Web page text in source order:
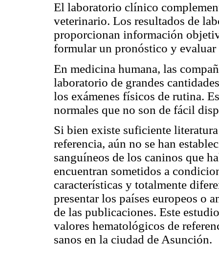
El laboratorio clínico
veterinario. Los resultados de
proporcionan información
formular un pronóstico y
En medicina humana, las
laboratorio de grandes
los exámenes físicos de rutina.
normales que no son de fácil
Si bien existe suficiente
referencia, aún no se han
sanguíneos de los caninos que
encuentran sometidos a
características y totalmente
presentar los países europeos o
de las publicaciones. Este
valores hematológicos de
sanos en la ciudad de Asunción.